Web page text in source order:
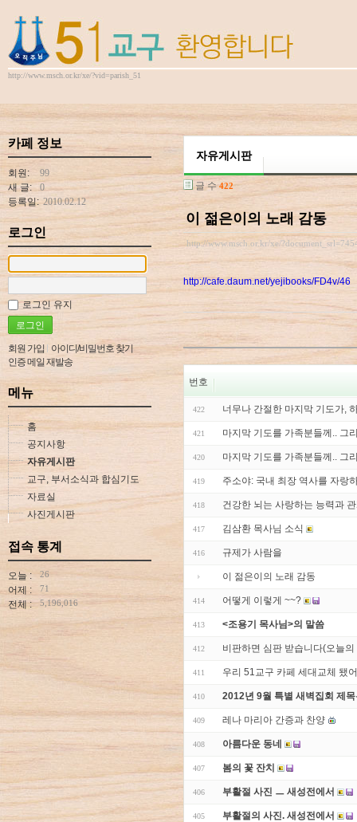
Skip to content
http://www.msch.or.kr/xe/?vid=parish_51
자유게시판
글 수422
이 젊은이의 노래 감동
http://www.msch.or.kr/xe/
http://cafe.daum.net/yejibooks/FD4v/46
번호
422 너무나 간절한 마지막 기도가,
421 마지막 기도를 가족분들께.. 그
420 마지막 기도를 가족분들께.. 그
419 주소야: 국내 최장 역사를 자랑
418 건강한 뇌는 사랑하는 능력과
417 김삼환 목사님 소식
416 규제가 사람을
이 젊은이의 노래 감동
414 어떻게 이렇게 ~~?
413 <조용기 목사님>의 말씀
412 비판하면 심판 받습니다(오늘
411 우리 51교구 카페 세대교체 됐
410 2012년 9월 특별 새벽집회 제
409 레나 마리아 간증과 찬양
408 아름다운 동네
407 봄의 꽃 잔치
406 부활절 사진 ㅡ 새성전에서
405 부활절의 사진. 새성전에서
카페 정보
회원:
99
새 글:
0
등록일: 2010.02.12
로그인
로그인 유지
회원 가입
아이디/비밀번호 찾기
인증 메일 재발송
메뉴
홈
공지사항
자유게시판
교구, 부서소식과 합심기도
자료실
사진게시판
접속 통계
오늘 : 26
어제 : 71
전체 : 5,196,016